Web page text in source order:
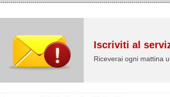
Iscriviti al
Riceverai ogni mattina